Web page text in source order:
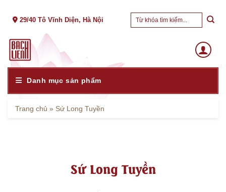
29/40 Tô Vĩnh Diện, Hà Nội
Tìm
Danh mục sản phẩm
Trang chủ » Sứ Long Tuyền
Sứ Long Tuyền